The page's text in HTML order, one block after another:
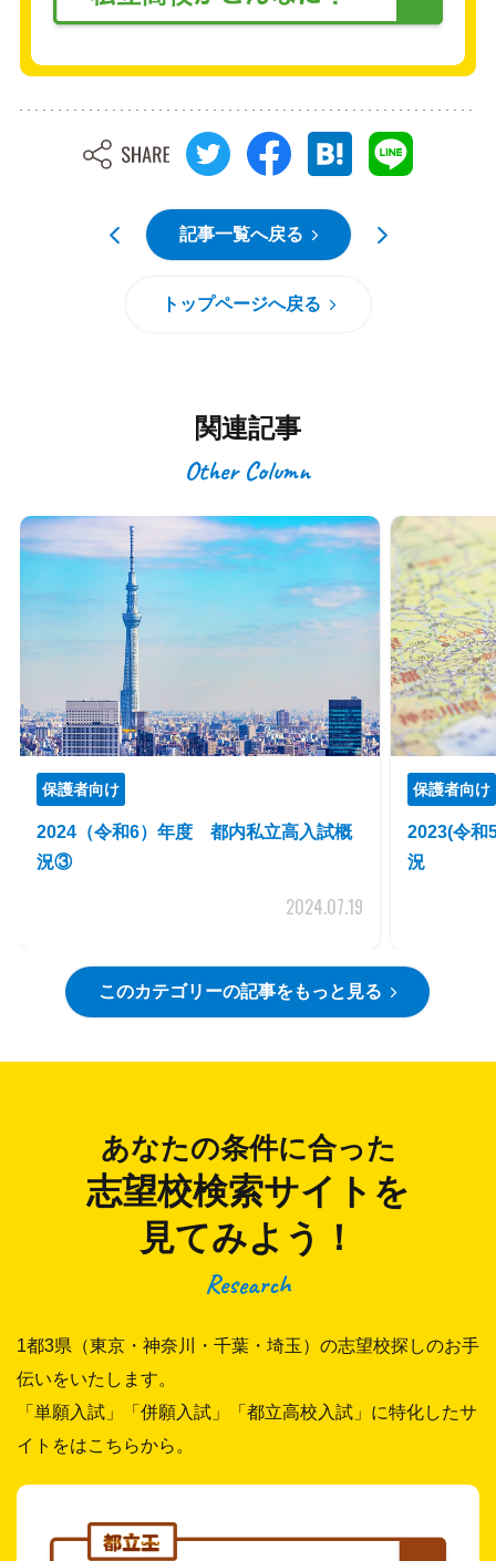
記事一覧へ戻る
トップページへ戻る
関連記事
Other Column
保護者向け
2024（令和6）年度 都内私立高入試概
況③
2024.07.19
保護者向け
2023(令
況
このカテゴリーの記事をもっと見る
あなたの条件に合った
志望校検索サイトを
見てみよう！
Research
1都3県（東京・神奈川・千葉・埼玉）の志望校探しのお手
伝いをいたします。
「単願入試」「併願入試」「都立高校入試」に特化したサ
イトをはこちらから。